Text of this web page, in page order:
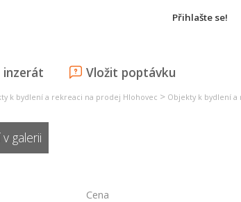
Přihlašte se!
inzerát Vložit poptávku
k bydlení a rekreaci na prodej Hlohovec > Objekty k bydlení
galerii
Cena